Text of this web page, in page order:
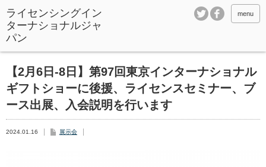
ライセンシングイン
ターナショナルジャ
パン
menu
【2月6日-8日】第97回東京インターナショナル
ギフトショーに後援、ライセンスセミナー、ブ
ース出展、入会説明を行います
2024.01.16 展示会